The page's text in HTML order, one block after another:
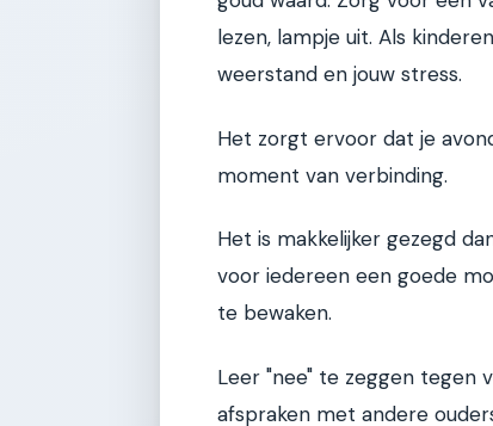
lezen, lampje uit. Als
weerstand en jouw stress.
Het zorgt ervoor dat je
moment van verbinding.
Het is makkelijker gezegd
voor iedereen een goede
te bewaken.
Leer "nee" te zeggen tegen
afspraken met andere